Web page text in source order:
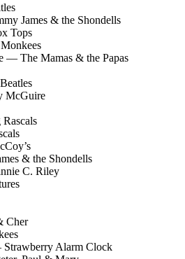
James & the Shondells
Tops
— The Mamas & the Papas
McGuire
& the Shondells
C. Riley
Cher
Strawberry Alarm Clock